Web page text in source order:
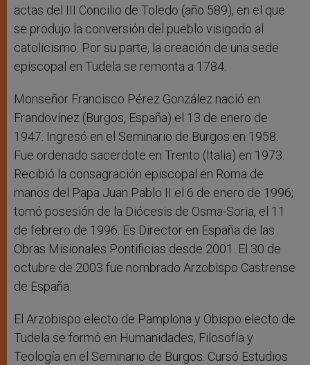
actas del III Concilio de Toledo (año 589), en el que
se produjo la conversión del pueblo visigodo al
catolicismo. Por su parte, la creación de una sede
episcopal en Tudela se remonta a 1784.
Monseñor Francisco Pérez González nació en
Frandovínez (Burgos, España) el 13 de enero de
1947. Ingresó en el Seminario de Burgos en 1958.
Fue ordenado sacerdote en Trento (Italia) en 1973.
Recibió la consagración episcopal en Roma de
manos del Papa Juan Pablo II el 6 de enero de 1996;
tomó posesión de la Diócesis de Osma-Soria, el 11
de febrero de 1996. Es Director en España de las
Obras Misionales Pontificias desde 2001. El 30 de
octubre de 2003 fue nombrado Arzobispo Castrense
de España.
El Arzobispo electo de Pamplona y Obispo electo de
Tudela se formó en Humanidades, Filosofía y
Teología en el Seminario de Burgos. Cursó Estudios